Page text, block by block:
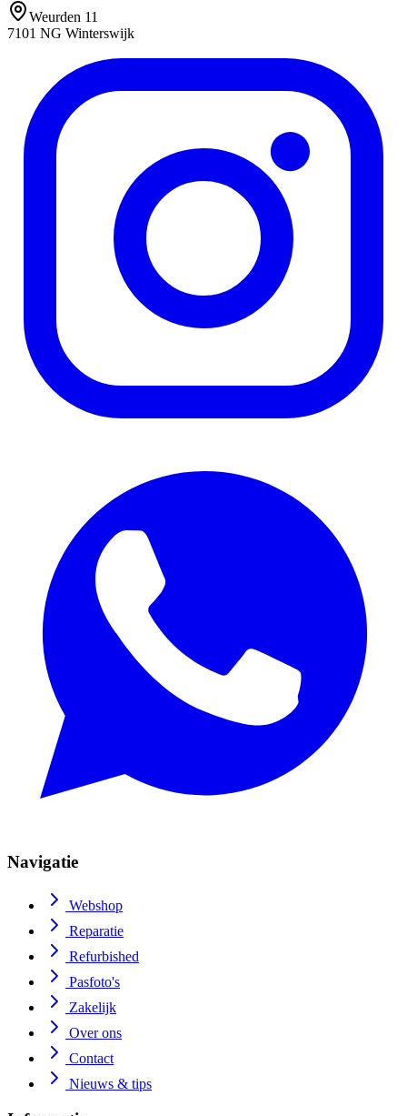
Weurden 11
7101 NG Winterswijk
Navigatie
Webshop
Reparatie
Refurbished
Pasfoto's
Zakelijk
Over ons
Contact
Nieuws & tips